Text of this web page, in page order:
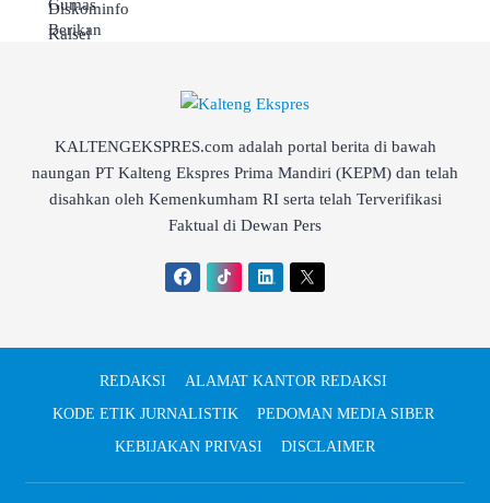
KALTENGEKSPRES.com adalah portal berita di bawah
naungan PT Kalteng Ekspres Prima Mandiri (KEPM) dan telah
disahkan oleh Kemenkumham RI serta telah Terverifikasi
Faktual di Dewan Pers
REDAKSI
ALAMAT KANTOR REDAKSI
KODE ETIK JURNALISTIK
PEDOMAN MEDIA SIBER
KEBIJAKAN PRIVASI
DISCLAIMER